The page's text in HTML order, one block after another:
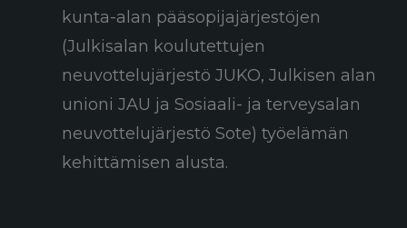
kunta-alan pääsopijajärjestöjen
(Julkisalan koulutettujen
neuvottelujärjestö JUKO, Julkisen alan
unioni JAU ja Sosiaali- ja terveysalan
neuvottelujärjestö Sote) työelämän
kehittämisen alusta.